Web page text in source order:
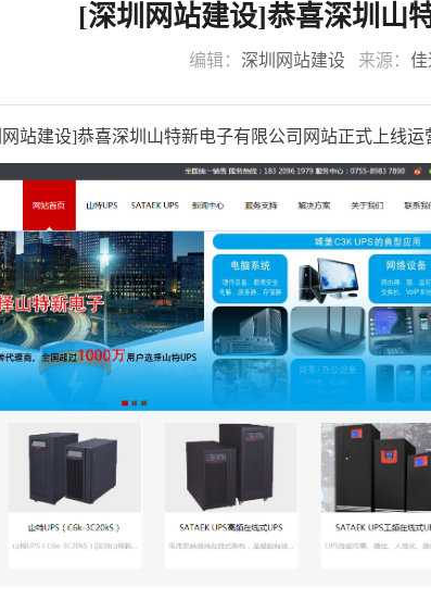
[深圳网站建设]恭喜深圳山
编辑： 深圳网站建设 来源：
站建设]恭喜深圳山特新电子有限公司网站正式上线运